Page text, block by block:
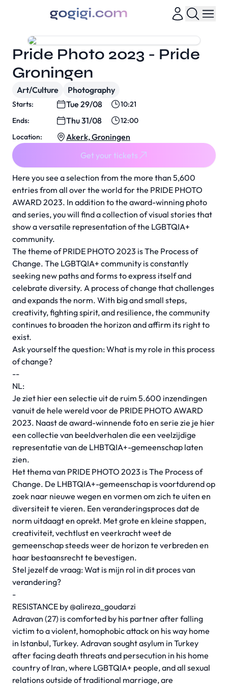
Here you see a selection from the more than 5,600
entries from all over the world for the PRIDE PHOTO
AWARD 2023. In addition to the award-winning photo
and series, you will find a collection of visual stories that
show a versatile representation of the LGBTQIA+
community.
The theme of PRIDE PHOTO 2023 is The Process of
Change. The LGBTQIA+ community is constantly
seeking new paths and forms to express itself and
celebrate diversity. A process of change that challenges
and expands the norm. With big and small steps,
creativity, fighting spirit, and resilience, the community
continues to broaden the horizon and affirm its right to
exist.
Ask yourself the question: What is my role in this process
of change?
--
NL:
Je ziet hier een selectie uit de ruim 5.600 inzendingen
vanuit de hele wereld voor de PRIDE PHOTO AWARD
2023. Naast de award-winnende foto en serie zie je hier
een collectie van beeldverhalen die een veelzijdige
representatie van de LHBTQIA+-gemeenschap laten
zien.
Het thema van PRIDE PHOTO 2023 isThe Process of
Change. De LHBTQIA+-gemeenschap is voortdurend op
zoek naar nieuwe wegen en vormen om zich te uiten en
diversiteit te vieren. Een veranderingsproces dat de
norm uitdaagt en oprekt. Met grote en kleine stappen,
creativiteit, vechtlust en veerkracht weet de
gemeenschap steeds weer de horizon te verbreden en
haar bestaansrecht te bevestigen.
Stel jezelf de vraag:Wat is mijn rol in dit proces van
verandering?
-
RESISTANCE by@alireza_goudarzi
Adravan (27) is comforted by his partner after falling
victim to a violent, homophobic attack on his way home
in Istanbul, Turkey. Adravan sought asylum in Turkey
after facing death threats and persecution in his home
country of Iran, where LGBTQIA+ people, and all sexual
relations outside of traditional marriage, are
Pride Photo 2023 - Pride
Groningen
Art/Culture Photography
Starts: Tue 29/08
10:21
Ends:
Thu 31/08
12:00
Location:
Akerk, Groningen
Get your tickets